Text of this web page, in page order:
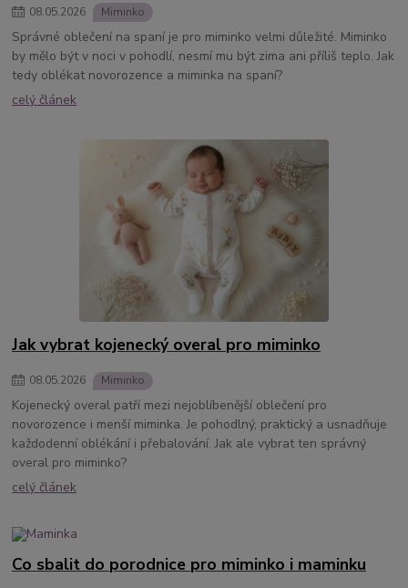
08.05.2026 Miminko
Správné oblečení na spaní je pro miminko velmi důležité. Miminko
by mělo být v noci v pohodlí, nesmí mu být zima ani příliš teplo. Jak
tedy oblékat novorozence a miminka na spaní?
celý článek
Jak vybrat kojenecký overal pro miminko
08.05.2026 Miminko
Kojenecký overal patří mezi nejoblíbenější oblečení pro
novorozence i menší miminka. Je pohodlný, praktický a usnadňuje
každodenní oblékání i přebalování. Jak ale vybrat ten správný
overal pro miminko?
celý článek
Co sbalit do porodnice pro miminko i maminku